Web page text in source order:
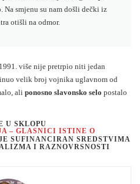
Na smjenu su nam došli dečki iz
otišli na odmor.
više nije pretrpio niti jedan
velik broj vojnika uglavnom od
ali ponosno slavonsko selo postalo
U SKLOPU
– GLASNICI ISTINE O
SUFINANCIRAN SREDSTVIMA
I RAZNOVRSNOSTI